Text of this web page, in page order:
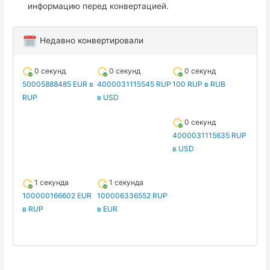
информацию перед конвертацией.
Недавно конвертировали
0 секунд
50005888485 EUR в
RUP
0 секунд
4000031115545 RUP
в USD
0 секунд
100 RUP в RUB
0 секунд
4000031115635 RUP
в USD
1 секунда
100000166602 EUR
в RUP
1 секунда
100006336552 RUP
в EUR